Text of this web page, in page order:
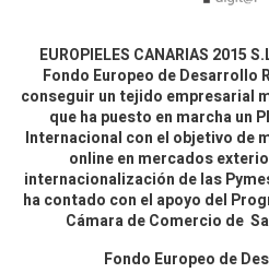
EUROPIELES CANARIAS 2015
Fondo Europeo de Desarrollo
conseguir un tejido empresarial
que ha puesto en marcha un
Internacional con el objetivo de
online en mercados
internacionalización de las
ha contado con el apoyo del
Cámara de Comercio de
Fondo Europeo de